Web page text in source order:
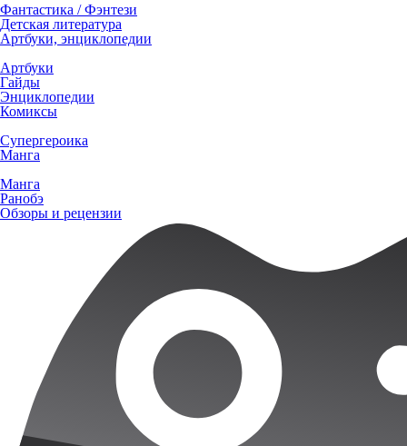
Фантастика / Фэнтези
Детская литература
Артбуки, энциклопедии
Артбуки
Гайды
Энциклопедии
Комиксы
Супергероика
Манга
Манга
Ранобэ
Обзоры и рецензии